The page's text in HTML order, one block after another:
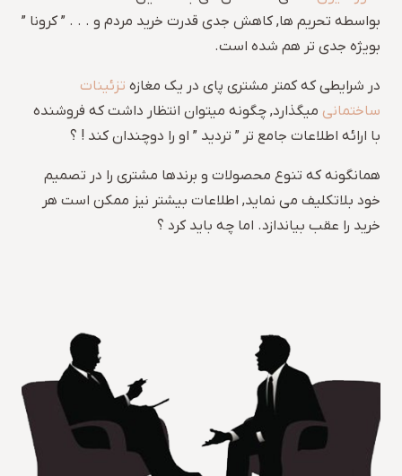
بواسطه تحریم ها, کاهش جدی قدرت خرید مردم و . . . ” کرونا ”
بویژه جدی تر هم شده است.
در شرایطی که کمتر مشتری پای در یک مغازه تزئینات
ساختمانی میگذارد, چگونه میتوان انتظار داشت که فروشنده
با ارائه اطلاعات جامع تر ” تردید ” او را دوچندان کند ! ؟
همانگونه که تنوع محصولات و برندها مشتری را در تصمیم
خود بلاتکلیف می نماید, اطلاعات بیشتر نیز ممکن است هر
خرید را عقب بیاندازد. اما چه باید کرد ؟